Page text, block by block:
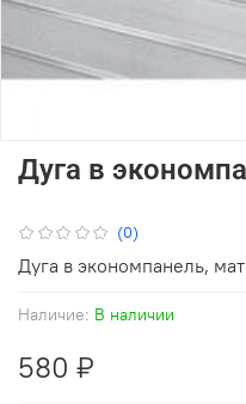
(0)
Наличие: В наличии
Дуга в
580 ₽
Дуга в экономпанель,